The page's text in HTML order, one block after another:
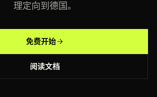
理定向到德国。
免费开始
阅读文档